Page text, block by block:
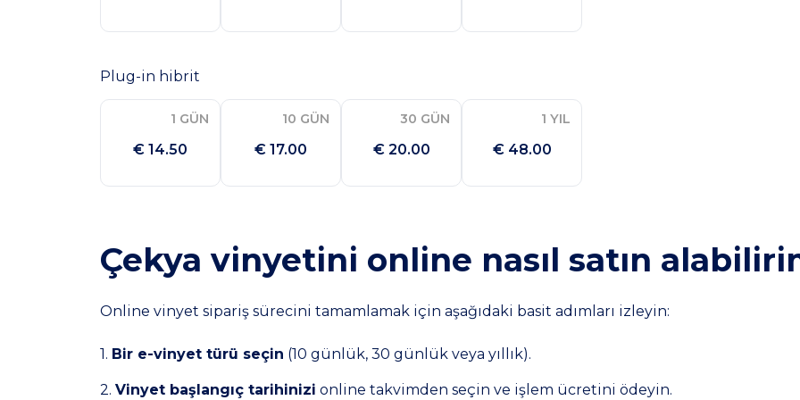
Plug-in hibrit
1 GÜN
€ 14.50
10 GÜN
€ 17.00
30 GÜN
€ 20.00
1 YIL
€ 48.00
Çekya vinyetini online nasıl satın
Online vinyet sipariş sürecini tamamlamak için aşağıdaki basit adımları izleyin:
1. Bir e-vinyet türü seçin (10 günlük, 30 günlük veya yıllık).
2. Vinyet başlangıç tarihinizi online takvimden seçin ve işlem ücretini ödeyin.